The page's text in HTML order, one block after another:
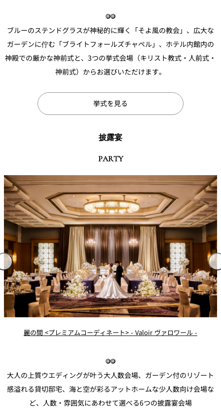
ブルーのステンドグラスが神秘的に輝く「そよ風の教会」、広大な
ガーデンに佇む「ブライトフォールズチャペル」、ホテル内館内の
神殿での厳かな神前式と、3つの挙式会場（キリスト教式・人前式・
神前式）からお選びいただけます。
挙式を見る
披露宴
PARTY
SHELL HOUSE - シェルハウス -
大人の上質ウエディングが叶う大人数会場、ガーデン付のリゾート
感溢れる貸切邸宅、海と空が彩るアットホームな少人数向け会場な
ど、人数・雰囲気にあわせて選べる6つの披露宴会場